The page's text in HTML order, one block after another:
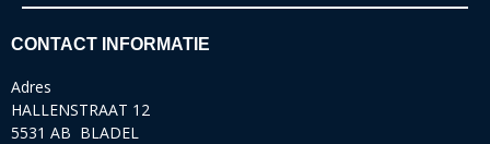
CONTACT INFORMATIE
Adres
HALLENSTRAAT 12
5531 AB BLADEL